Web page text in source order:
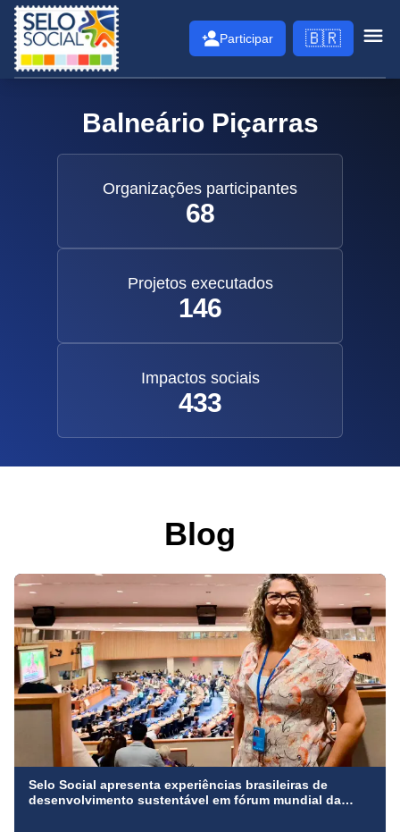
Selo Social
Participar 🇧🇷
Balneário Piçarras
Organizações participantes
68
Projetos executados
146
Impactos sociais
433
Blog
Selo Social apresenta experiências brasileiras de
desenvolvimento sustentável em fórum mundial da